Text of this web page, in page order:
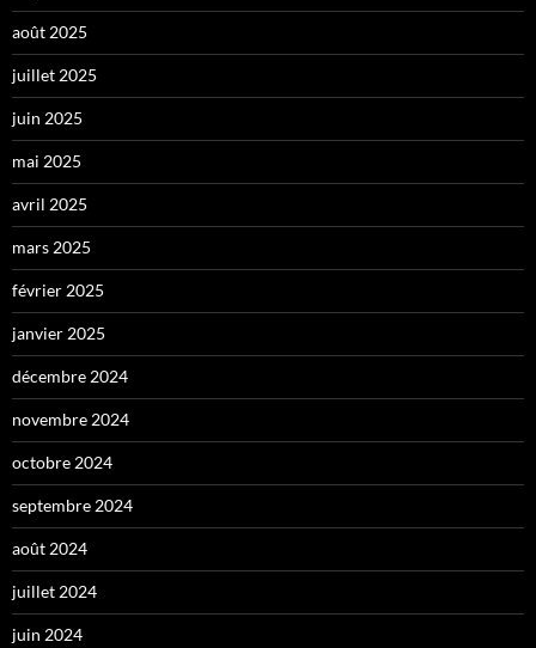
août 2025
juillet 2025
juin 2025
mai 2025
avril 2025
mars 2025
février 2025
janvier 2025
décembre 2024
novembre 2024
octobre 2024
septembre 2024
août 2024
juillet 2024
juin 2024